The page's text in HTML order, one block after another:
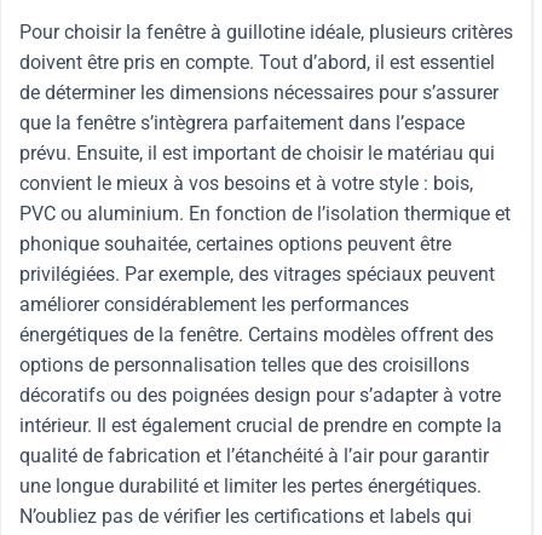
Pour choisir la fenêtre à guillotine idéale, plusieurs critères
doivent être pris en compte. Tout d’abord, il est essentiel
de déterminer les dimensions nécessaires pour s’assurer
que la fenêtre s’intègrera parfaitement dans l’espace
prévu. Ensuite, il est important de choisir le matériau qui
convient le mieux à vos besoins et à votre style : bois,
PVC ou aluminium. En fonction de l’isolation thermique et
phonique souhaitée, certaines options peuvent être
privilégiées. Par exemple, des vitrages spéciaux peuvent
améliorer considérablement les performances
énergétiques de la fenêtre. Certains modèles offrent des
options de personnalisation telles que des croisillons
décoratifs ou des poignées design pour s’adapter à votre
intérieur. Il est également crucial de prendre en compte la
qualité de fabrication et l’étanchéité à l’air pour garantir
une longue durabilité et limiter les pertes énergétiques.
N’oubliez pas de vérifier les certifications et labels qui